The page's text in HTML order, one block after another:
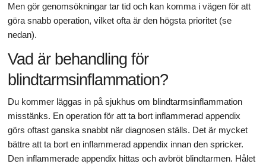
Men gör genomsökningar tar tid och kan komma i vägen för att
göra snabb operation, vilket ofta är den högsta prioritet (se
nedan).
Vad är behandling för
blindtarmsinflammation?
Du kommer läggas in på sjukhus om blindtarmsinflammation
misstänks. En operation för att ta bort inflammerad appendix
görs oftast ganska snabbt när diagnosen ställs. Det är mycket
bättre att ta bort en inflammerad appendix innan den spricker.
Den inflammerade appendix hittas och avbröt blindtarmen. Hålet